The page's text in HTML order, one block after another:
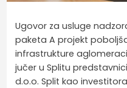
Ugovor za usluge
paketa A projekt
infrastrukture
jučer u Splitu
d.o.o. Split kao